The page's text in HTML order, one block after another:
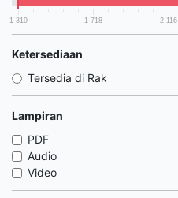
1 319 1 718 2 116
Ketersediaan
Tersedia di Rak
Lampiran
PDF
Audio
Video